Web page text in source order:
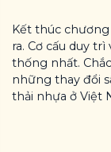
Kết thúc
ra. Cơ cấu duy
thống nhất.
những thay đổi
thải nhựa ở Việt